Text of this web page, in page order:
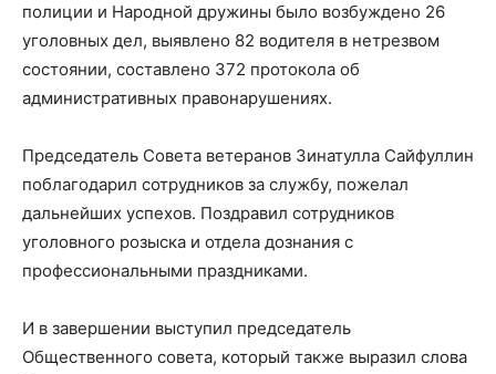
полиции и Народной дружины было возбуждено 26
уголовных дел, выявлено 82 водителя в нетрезвом
состоянии, составлено 372 протокола об
административных правонарушениях.
Председатель Совета ветеранов Зинатулла Сайфуллин
поблагодарил сотрудников за службу, пожелал
дальнейших успехов. Поздравил сотрудников
уголовного розыска и отдела дознания с
профессиональными праздниками.
И в завершении выступил председатель
Общественного совета, который также выразил слова